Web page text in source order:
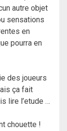
autre objet
sensations
en
pourra en
des joueurs
ça fait
lire l’etude …
chouette !